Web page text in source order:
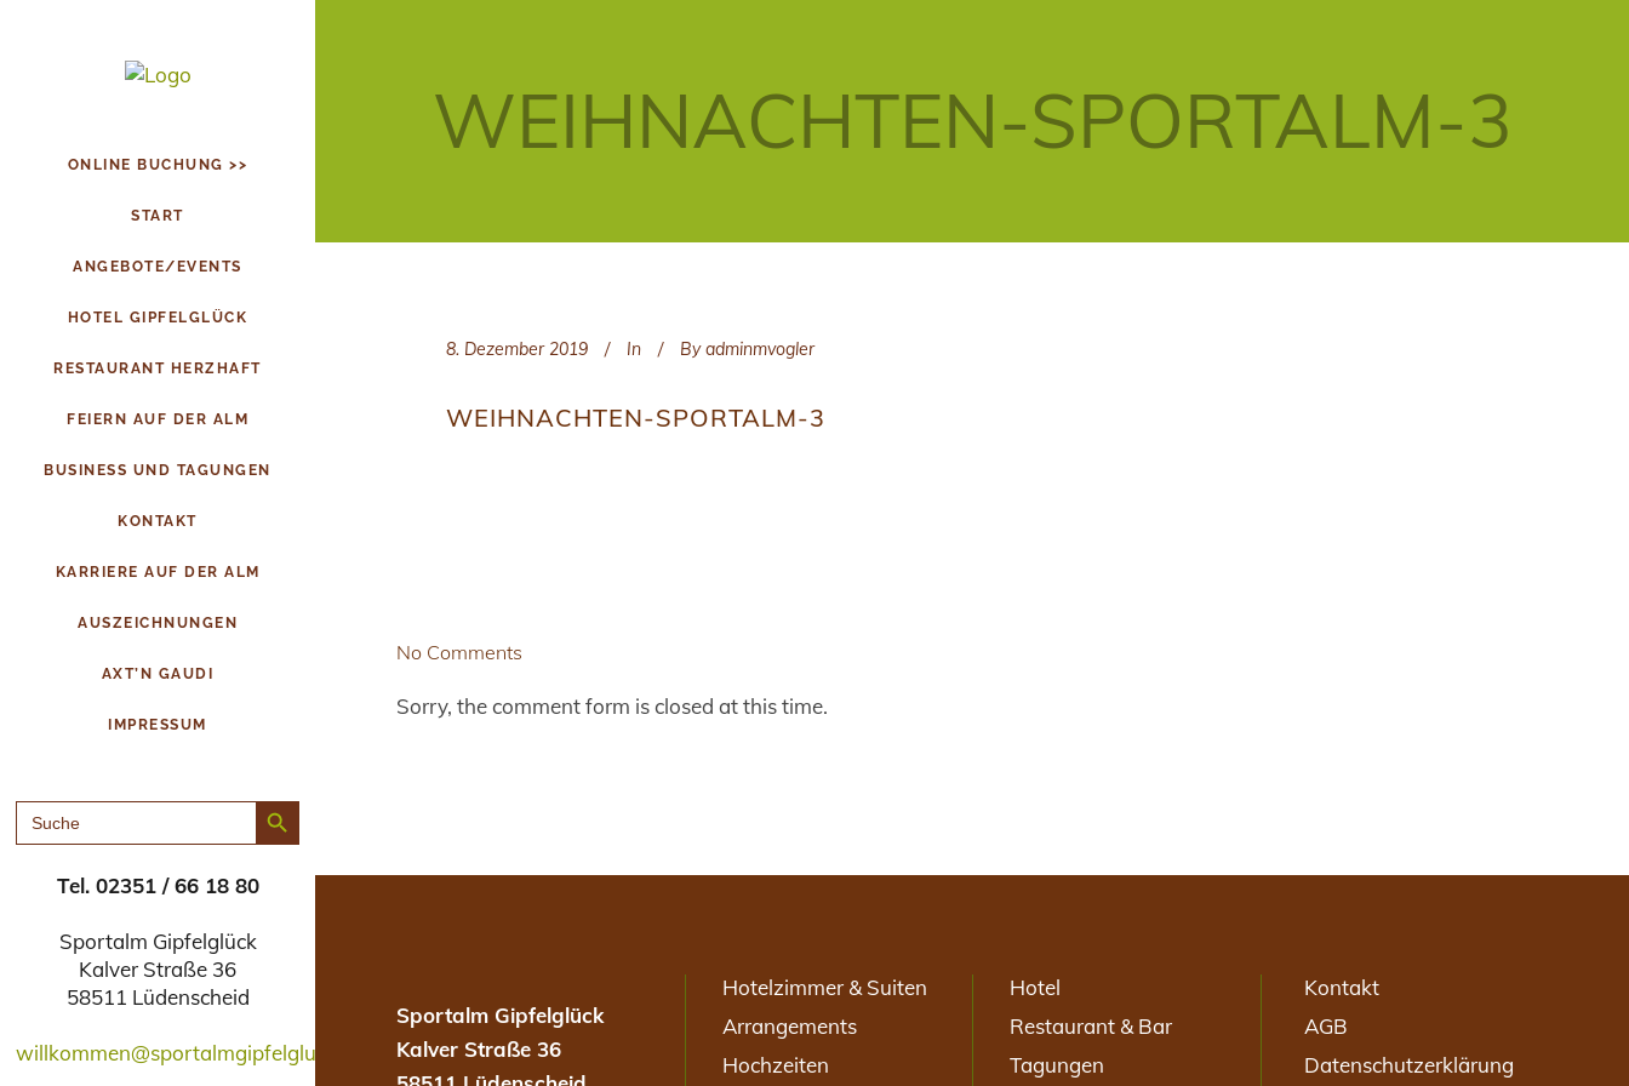
ONLINE BUCHUNG >>
START
ANGEBOTE/EVENTS
HOTEL GIPFELGLÜCK
RESTAURANT HERZHAFT
FEIERN AUF DER ALM
BUSINESS UND TAGUNGEN
KONTAKT
KARRIERE AUF DER ALM
AUSZEICHNUNGEN
AXT’N GAUDI
IMPRESSUM
SEARCH
FOR:
Search Button
Tel. 02351 / 66 18 80
Sportalm Gipfelglück
Kalver Straße 36
58511 Lüdenscheid
willkommen@sportalmgipfelglueck.de
WEIHNACHTEN-SPORTALM-3
8. Dezember 2019 In By adminmvogler
WEIHNACHTEN-SPORTALM-3
No Comments
Sorry, the comment form is closed at this time.
Sportalm Gipfelglück
Kalver Straße 36
Hotelzimmer & Suiten
Arrangements
Hochzeiten
Hotel
Restaurant & Bar
Tagungen
Kontakt
AGB
Datenschutzerklärung